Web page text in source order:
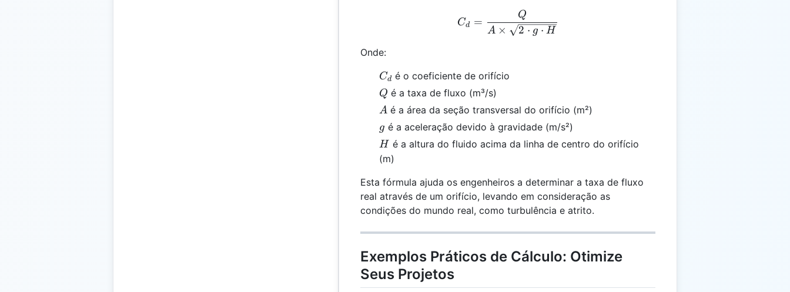
C_d = \frac{Q}{A \times \sqrt{2 \cdot g \cdot H}}
Cd =
A × 2 ⋅ g ⋅ H
Q
Onde:
C_d
Cd é o coeficiente de orifício
Q
Q é a taxa de fluxo (m³/s)
A
A é a área da seção transversal do orifício (m²)
g
g é a aceleração devido à gravidade (m/s²)
H
H é a altura do fluido acima da linha de centro do orifício
(m)
Esta fórmula ajuda os engenheiros a determinar a taxa de fluxo
real através de um orifício, levando em consideração as
condições do mundo real, como turbulência e atrito.
Exemplos Práticos de Cálculo: Otimize
Seus Projetos